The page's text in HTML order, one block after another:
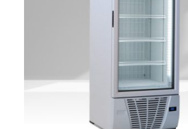
ΛΕΠΤΟΜΈΡΕΙΕΣ